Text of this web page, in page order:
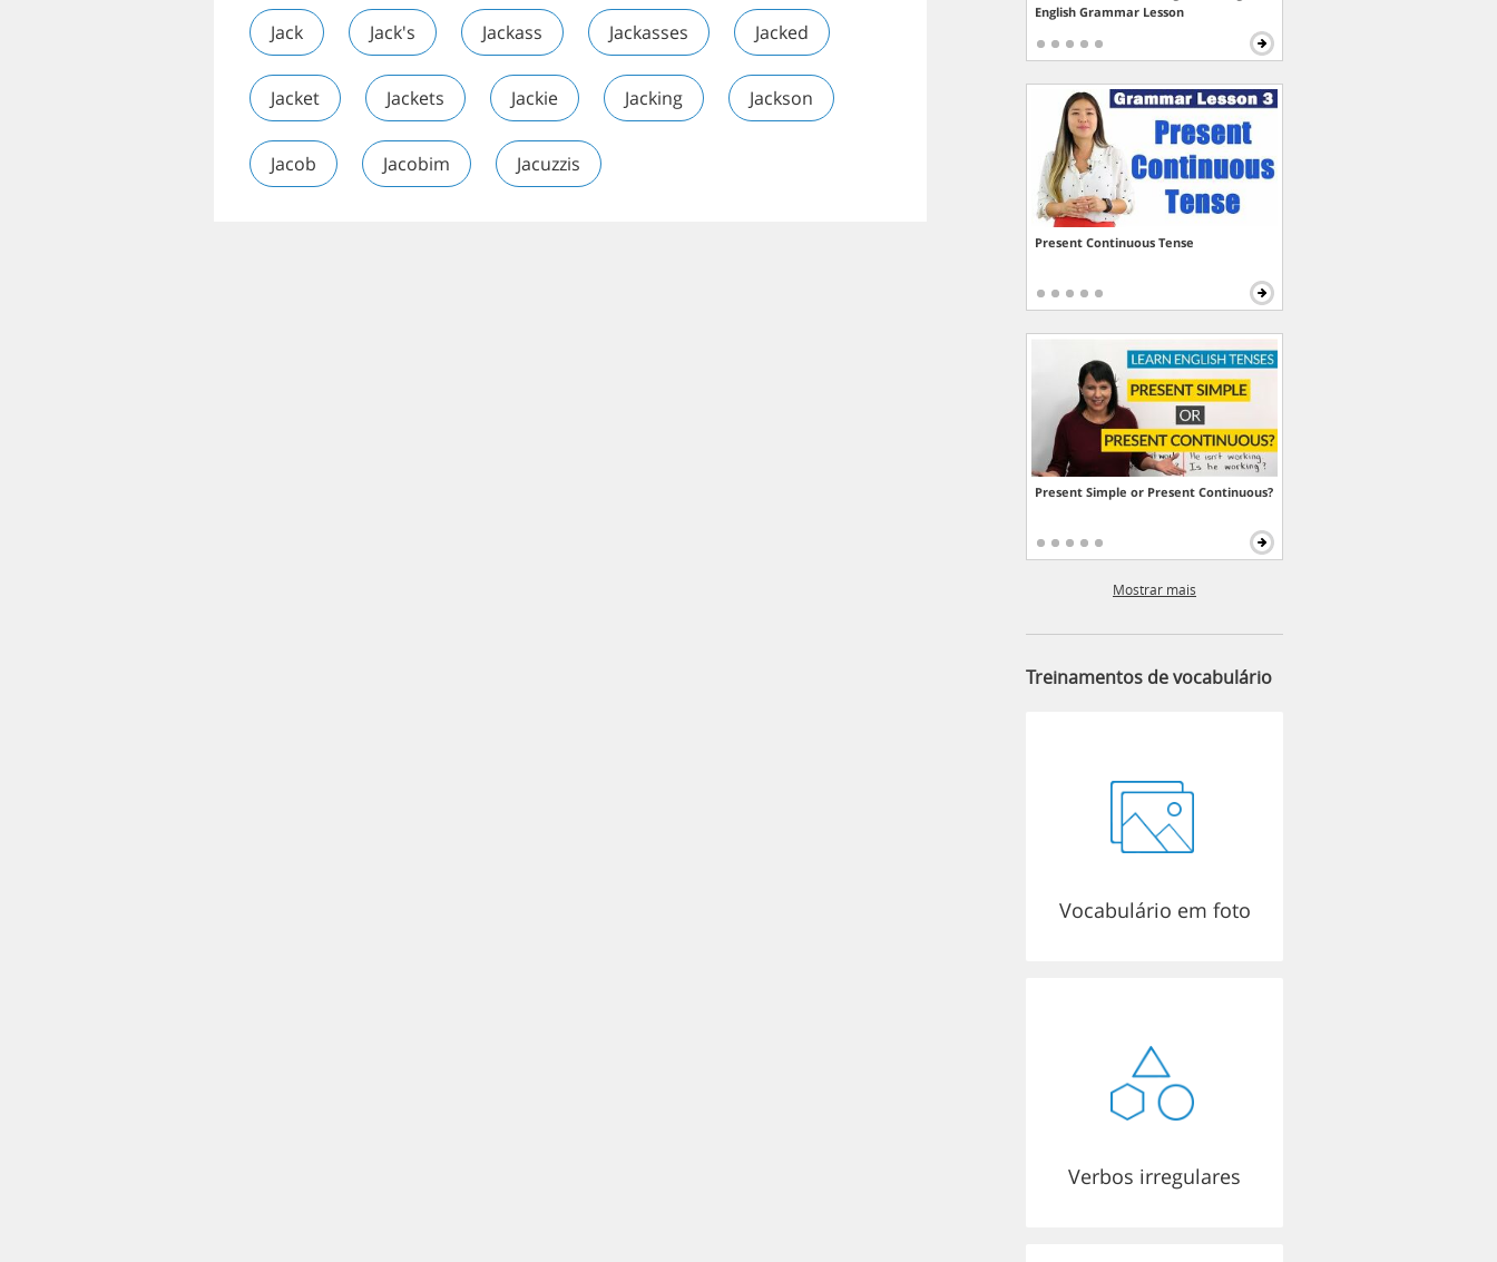
Jack Jack's Jackass Jackasses Jacked
Jacket Jackets Jackie Jacking Jackson
Jacob Jacobim Jacuzzis
English Grammar Lesson
Present Continuous Tense
Present Simple or Present Continuous?
Mostrar mais
Treinamentos de vocabulário
Vocabulário em foto
Verbos irregulares